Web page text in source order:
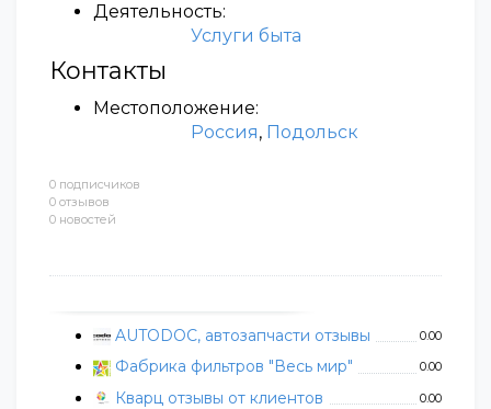
0 подписчиков
0 отзывов
0 новостей
AUTODOC, автозапчасти отзывы 0.00
Фабрика фильтров "Весь мир" 0.00
Кварц отзывы от клиентов 0.00
Деятельность:
Услуги быта
Контакты
Местоположение:
Россия, Подольск